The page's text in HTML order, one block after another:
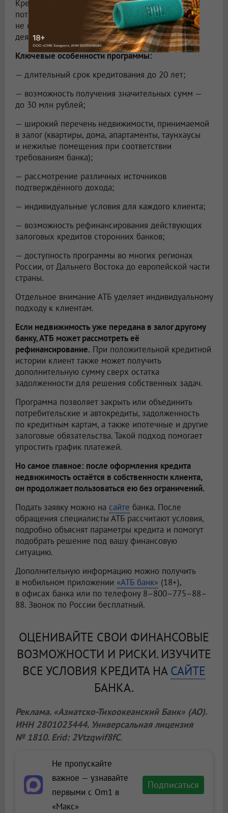
Кредит можно использовать на любые
потребительские цели по выбору заёмщика,
не связанные с предпринимательской
деятельностью.
Ключевые особенности программы:
— длительный срок кредитования до 20 лет;
— возможность получения значительных сумм —
до 30 млн рублей;
— широкий перечень недвижимости, принимаемой
в залог (квартиры, дома, апартаменты, таунхаусы
и нежилые помещения при соответствии
требованиям банка);
— рассмотрение различных источников
подтверждённого дохода;
— индивидуальные условия для каждого клиента;
— возможность рефинансирования действующих
залоговых кредитов сторонних банков;
— доступность программы во многих регионах
России, от Дальнего Востока до европейской части
страны.
Отдельное внимание АТБ уделяет индивидуальному
подходу к клиентам.
Если недвижимость уже передана в залог другому
банку, АТБ может рассмотреть её
рефинансирование. При положительной кредитной
истории клиент также может получить
дополнительную сумму сверх остатка
задолженности для решения собственных задач.
Программа позволяет закрыть или объединить
потребительские и автокредиты, задолженность
по кредитным картам, а также ипотечные и другие
залоговые обязательства. Такой подход помогает
упростить график платежей.
Но самое главное: после оформления кредита
недвижимость остаётся в собственности клиента,
он продолжает пользоваться ею без ограничений.
Подать заявку можно на сайте банка. После
обращения специалисты АТБ рассчитают условия,
подробно объяснят параметры кредита и помогут
подобрать решение под вашу финансовую
ситуацию.
Дополнительную информацию можно получить
в мобильном приложении «АТБ банк» (18+),
в офисах банка или по телефону 8–800–775–88–
88. Звонок по России бесплатный.
ОЦЕНИВАЙТЕ СВОИ ФИНАНСОВЫЕ
ВОЗМОЖНОСТИ И РИСКИ. ИЗУЧИТЕ
ВСЕ УСЛОВИЯ КРЕДИТА НАСАЙТЕ
БАНКА.
Реклама. «Азиатско-Тихоокеанский Банк» (АО).
ИНН 2801023444. Универсальная лицензия
№ 1810. Erid: 2Vtzqwif8fC.
Не пропускайте
важное — узнавайте
первыми с Om1 в
«Макс»
Подписаться